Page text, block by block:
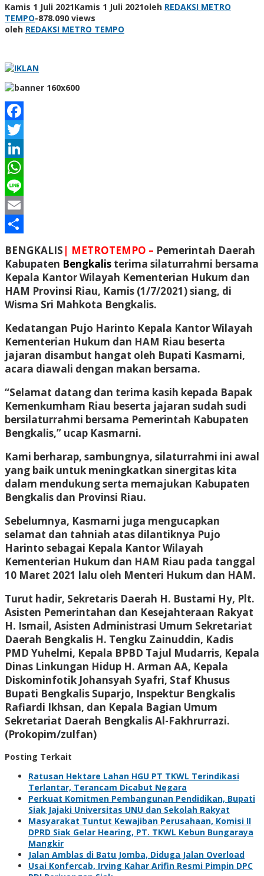
Kamis 1 Juli 2021Kamis 1 Juli 2021oleh REDAKSI METRO
TEMPO-878.090 views
oleh REDAKSI METRO TEMPO
Facebook
Twitter
LinkedIn
WhatsApp
Line
Email
BENGKALIS | METROTEMPO – Pemerintah Daerah
Kabupaten Bengkalis terima silaturrahmi bersama
Kepala Kantor Wilayah Kementerian Hukum dan
HAM Provinsi Riau, Kamis (1/7/2021) siang, di
Wisma Sri Mahkota Bengkalis.
Kedatangan Pujo Harinto Kepala Kantor Wilayah
Kementerian Hukum dan HAM Riau beserta
jajaran disambut hangat oleh Bupati Kasmarni,
acara diawali dengan makan bersama.
“Selamat datang dan terima kasih kepada Bapak
Kemenkumham Riau beserta jajaran sudah sudi
bersilaturrahmi bersama Pemerintah Kabupaten
Bengkalis,” ucap Kasmarni.
Kami berharap, sambungnya, silaturrahmi ini awal
yang baik untuk meningkatkan sinergitas kita
dalam mendukung serta memajukan Kabupaten
Bengkalis dan Provinsi Riau.
Sebelumnya, Kasmarni juga mengucapkan
selamat dan tahniah atas dilantiknya Pujo
Harinto sebagai Kepala Kantor Wilayah
Kementerian Hukum dan HAM Riau pada tanggal
10 Maret 2021 lalu oleh Menteri Hukum dan HAM.
Turut hadir, Sekretaris Daerah H. Bustami Hy, Plt.
Asisten Pemerintahan dan Kesejahteraan Rakyat
H. Ismail, Asisten Administrasi Umum Sekretariat
Daerah Bengkalis H. Tengku Zainuddin, Kadis
PMD Yuhelmi, Kepala BPBD Tajul Mudarris, Kepala
Dinas Linkungan Hidup H. Arman AA, Kepala
Diskominfotik Johansyah Syafri, Staf Khusus
Bupati Bengkalis Suparjo, Inspektur Bengkalis
Rafiardi Ikhsan, dan Kepala Bagian Umum
Sekretariat Daerah Bengkalis Al-Fakhrurrazi.
(Prokopim/zulfan)
Posting Terkait
Ratusan Hektare Lahan HGU PT TKWL Terindikasi
Terlantar, Terancam Dicabut Negara
Perkuat Komitmen Pembangunan Pendidikan, Bupati
Siak Jajaki Universitas UNU dan Sekolah Rakyat
Masyarakat Tuntut Kewajiban Perusahaan, Komisi II
DPRD Siak Gelar Hearing, PT. TKWL Kebun Bungaraya
Mangkir
Jalan Amblas di Batu Jomba, Diduga Jalan Overload
Usai Konfercab, Irving Kahar Arifin Resmi Pimpin DPC